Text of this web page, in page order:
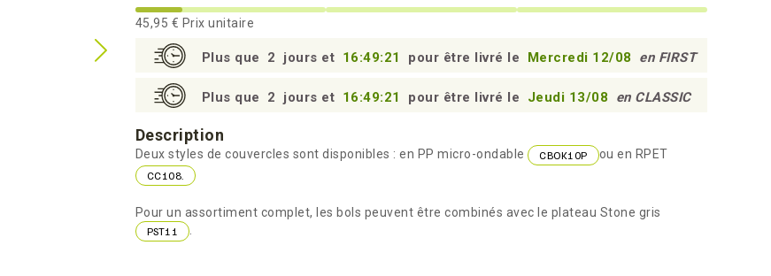
45,95 € Prix unitaire
Plus que 2 jours et 16:49:20 pour être livré le Mercredi 12/08 en FIRST
Plus que 2 jours et 16:49:20 pour être livré le Jeudi 13/08 en CLASSIC
Description
Deux styles de couvercles sont disponibles : en PP micro-ondable CBOK10P ou en RPET
CC108.
Pour un assortiment complet, les bols peuvent être combinés avec le plateau Stone gris
PST11 .